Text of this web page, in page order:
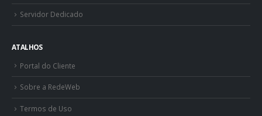
Servidor Dedicado
ATALHOS
Portal do Cliente
Sobre a RedeWeb
Termos de Uso